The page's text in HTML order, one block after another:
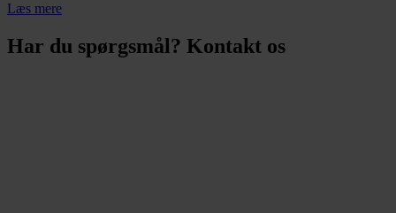
Læs mere
Har du spørgsmål? Kontakt os